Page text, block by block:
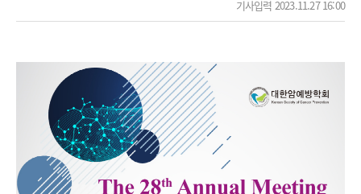
기사입력 2023.11.27 16:00